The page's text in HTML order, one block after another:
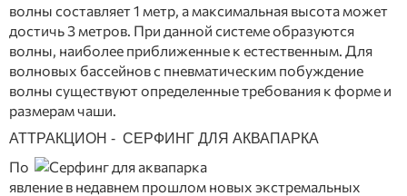
волны составляет 1 метр, а максимальная высота может
достичь 3 метров. При данной системе образуются
волны, наиболее приближенные к естественным. Для
волновых бассейнов с пневматическим побуждение
волны существуют определенные требования к форме и
размерам чаши.
АТТРАКЦИОН - СЕРФИНГ ДЛЯ АКВАПАРКА
По
явление в недавнем прошлом новых экстремальных